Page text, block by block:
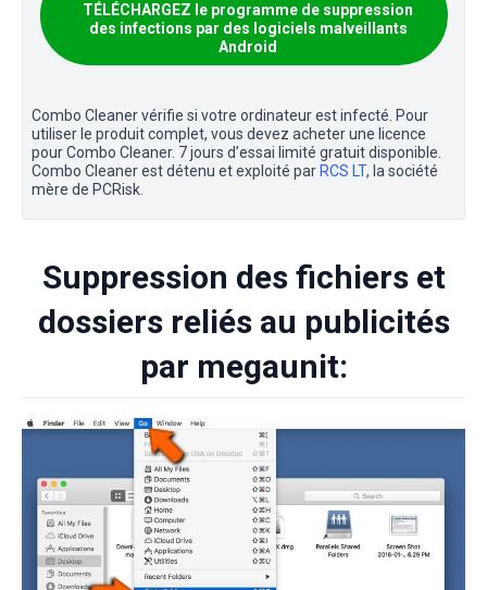
TÉLÉCHARGEZ le programme de suppression
des infections par des logiciels malveillants
Android
Combo Cleaner vérifie si votre ordinateur est infecté. Pour
utiliser le produit complet, vous devez acheter une licence
pour Combo Cleaner. 7 jours d’essai limité gratuit disponible.
Combo Cleaner est détenu et exploité par RCS LT, la société
mère de PCRisk.
Suppression des fichiers et
dossiers reliés au publicités
par megaunit: